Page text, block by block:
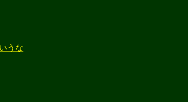
うな